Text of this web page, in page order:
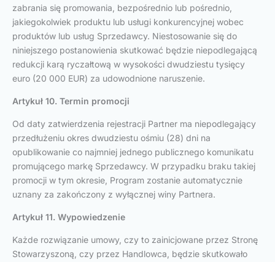
zabrania się promowania, bezpośrednio lub pośrednio,
jakiegokolwiek produktu lub usługi konkurencyjnej wobec
produktów lub usług Sprzedawcy. Niestosowanie się do
niniejszego postanowienia skutkować będzie niepodlegającą
redukcji karą ryczałtową w wysokości dwudziestu tysięcy
euro (20 000 EUR) za udowodnione naruszenie.
Artykuł 10. Termin promocji
Od daty zatwierdzenia rejestracji Partner ma niepodlegający
przedłużeniu okres dwudziestu ośmiu (28) dni na
opublikowanie co najmniej jednego publicznego komunikatu
promującego markę Sprzedawcy. W przypadku braku takiej
promocji w tym okresie, Program zostanie automatycznie
uznany za zakończony z wyłącznej winy Partnera.
Artykuł 11. Wypowiedzenie
Każde rozwiązanie umowy, czy to zainicjowane przez Stronę
Stowarzyszoną, czy przez Handlowca, będzie skutkowało